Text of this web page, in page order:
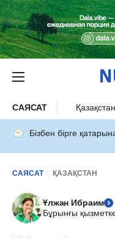
САЯСАТ Қазақстан
Бізбен бірге
САЯСАТ ҚАЗАҚСТАН
Ұлжан Ибраим
Бұрынғы